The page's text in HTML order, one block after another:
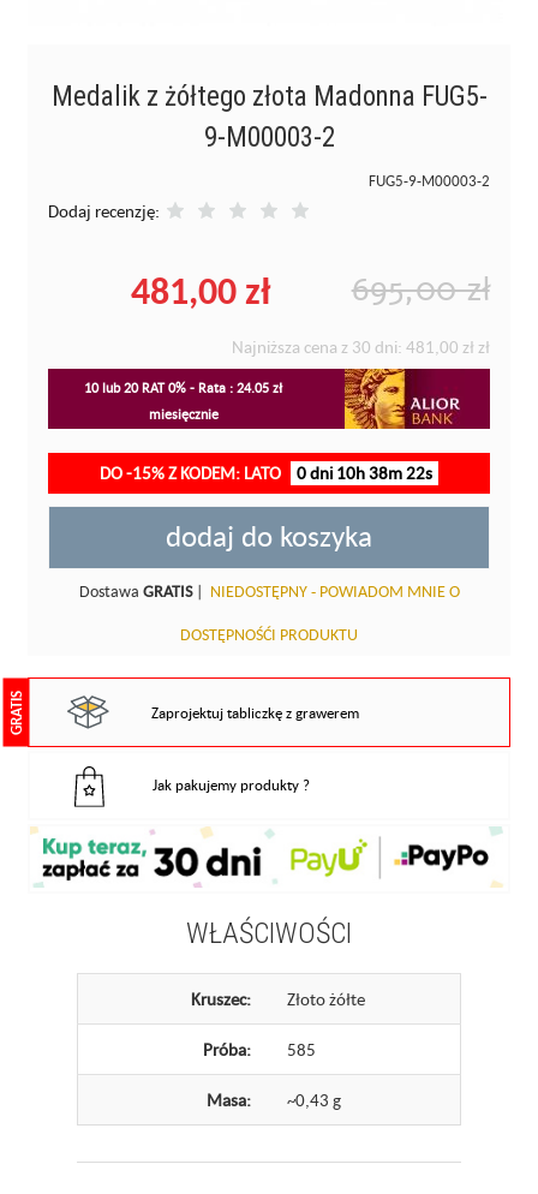
Medalik z żółtego złota Madonna FUG5-
9-M00003-2
FUG5-9-M00003-2
Dodaj recenzję:
695,00 zł
481,00 zł
Najniższa cena z 30 dni: 481,00 zł zł
10 lub 20 RAT 0% - Rata : 24.05 zł
miesięcznie
DO -15% Z KODEM: LATO 0 dni 10h 38m 22s
dodaj do koszyka
Dostawa GRATIS| NIEDOSTĘPNY - POWIADOM MNIE O
DOSTĘPNOŚĆI PRODUKTU
GRATIS Zaprojektuj tabliczkę z grawerem
Jak pakujemy produkty ?
WŁAŚCIWOŚCI
Kruszec: Złoto żółte
Próba: 585
Masa: ~0,43 g